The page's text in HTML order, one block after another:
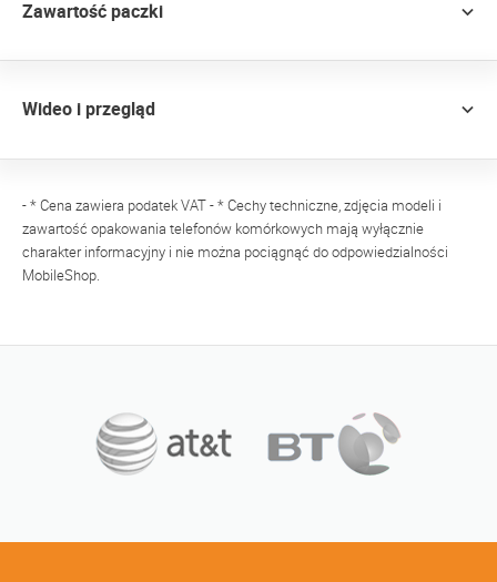
Zawartość paczki
Wideo i przegląd
- * Cena zawiera podatek VAT - * Cechy techniczne, zdjęcia modeli i
zawartość opakowania telefonów komórkowych mają wyłącznie
charakter informacyjny i nie można pociągnąć do odpowiedzialności
MobileShop.